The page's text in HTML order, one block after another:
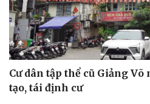
Cư dân tập thể cũ Giảng Võ
tạo, tái định cư